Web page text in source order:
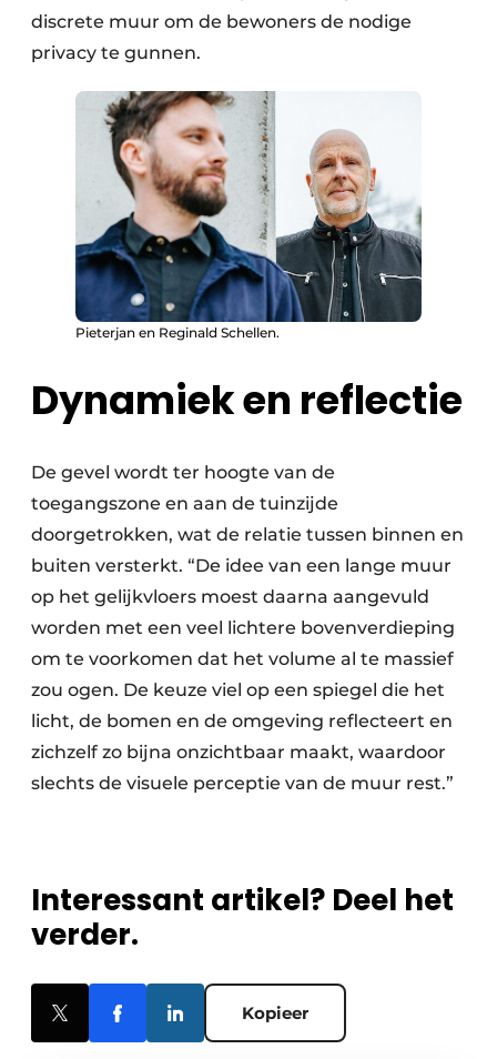
discrete muur om de bewoners de nodige
privacy te gunnen.
Pieterjan en Reginald Schellen.
Dynamiek en reflectie
De gevel wordt ter hoogte van de
toegangszone en aan de tuinzijde
doorgetrokken, wat de relatie tussen binnen en
buiten versterkt. “De idee van een lange muur
op het gelijkvloers moest daarna aangevuld
worden met een veel lichtere bovenverdieping
om te voorkomen dat het volume al te massief
zou ogen. De keuze viel op een spiegel die het
licht, de bomen en de omgeving reflecteert en
zichzelf zo bijna onzichtbaar maakt, waardoor
slechts de visuele perceptie van de muur rest.”
Interessant artikel? Deel het
verder.
Kopieer